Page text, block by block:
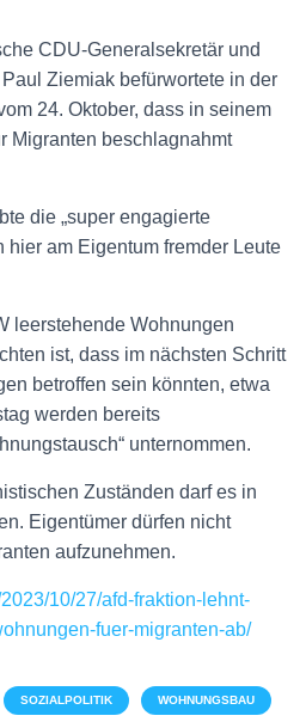
CDU-Generalsekretär und
Ziemiak befürwortete in der
24. Oktober, dass in seinem
Migranten beschlagnahmt
die „super engagierte
hier am Eigentum fremder Leute
leerstehende Wohnungen
ist, dass im nächsten Schritt
betroffen sein könnten, etwa
werden bereits
unternommen.
Zuständen darf es in
Eigentümer dürfen nicht
aufzunehmen.
10/27/afd-fraktion-lehnt-
fuer-migranten-ab/
SOZIALPOLITIK WOHNUNGSBAU